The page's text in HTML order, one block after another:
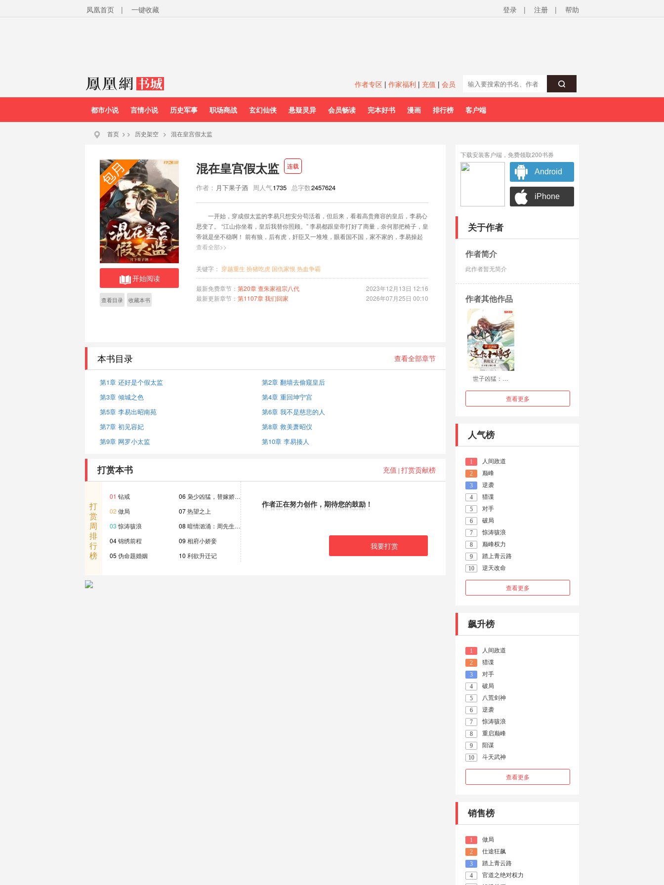
登录 | 注册 | 帮助
凤凰首页 | 一键收藏
作者专区 | 作家福利 | 充值 | 会员
都市小说 言情小说 历史军事 职场商战 玄幻仙侠 悬疑灵异 会员畅读 完本好书 漫画 排行榜 客户端
首页 > > 历史架空 > 混在皇宫假太监
开始阅读
查看目录 收藏本书
混在皇宫假太监 连载
作者： 月下果子酒 周人气1735 总字数2457624
一开始，穿成假太监的李易只想安分苟活着，但后来，看着高贵雍容的皇后，李易心
思变了。 “江山你坐着，皇后我替你照顾。” 李易都跟皇帝打好了商量，奈何那把椅子，皇
帝就是坐不稳啊！ 前有狼，后有虎，奸臣又一堆堆，眼看国不国，家不家的，李易操起
了屠刀……
查看全部>>
关键字： 穿越重生 扮猪吃虎 国仇家恨 热血争霸
最新免费章节： 第20章 查朱家祖宗八代
2023年12月13日 12:16
最新更新章节： 第1107章 我们回家 2026年07月25日 00:10
本书目录 查看全部章节
第1章 还好是个假太监
第2章 翻墙去偷窥皇后
第3章 倾城之色
第4章 重回坤宁宫
第5章 李易出昭南苑
第6章 我不是慈悲的人
第7章 初见容妃
第8章 救美萧昭仪
第9章 网罗小太监
第10章 李易揍人
充值 | 打赏贡献榜
打赏本书
打
赏
周
排
行
榜
01 钻戒
02 做局
03 惊涛骇浪
04锦绣前程
05 伪命题婚姻
06 枭少凶猛，替嫁娇…
07热望之上
08 暗情汹涌：周先生…
09 相府小娇妾
10 利欲升迁记
作者正在努力创作，期待您的鼓励！
我要打赏
下载安装客户端，免费领取200书券
Android
iPhone
关于作者
作者简介
此作者暂无简介
作者其他作品
世子凶猛：…
查看更多
人气榜
1 人间政道
2 巅峰
3 逆袭
4 猎谍
5 对手
6 破局
7 惊涛骇浪
8 巅峰权力
9 踏上青云路
10 逆天改命
查看更多
飙升榜
1 人间政道
2 猎谍
3 对手
4 破局
5 八荒剑神
6 逆袭
7 惊涛骇浪
8 重启巅峰
9 阳谋
10 斗天武神
查看更多
销售榜
1 做局
2 仕途狂飙
3 踏上青云路
4 官道之绝对权力